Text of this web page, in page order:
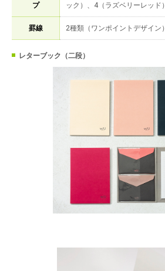
プ
ック）、4（ラズベリーレッド）
罫線 2種類（ワンポイントデザイン）
レターブック（二段）